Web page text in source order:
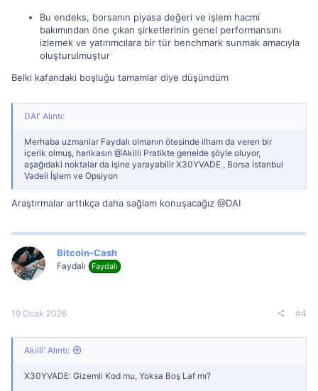
Bu endeks, borsanın piyasa değeri ve işlem hacmi
bakımından öne çıkan şirketlerinin genel performansını
izlemek ve yatırımcılara bir tür benchmark sunmak amacıyla
oluşturulmuştur
Belki kafandaki boşluğu tamamlar diye düşündüm
DAI' Alıntı:
Merhaba uzmanlar Faydalı olmanın ötesinde ilham da veren bir
içerik olmuş, harikasın @Akilli Pratikte genelde şöyle oluyor,
aşağıdaki noktalar da işine yarayabilir X30YVADE , Borsa İstanbul
Vadeli İşlem ve Opsiyon
Araştırmalar arttıkça daha sağlam konuşacağız @DAI
Bitcoin-Cash
Faydalı Faydalı
19 Ocak 2026 #4
Akilli' Alıntı:
X30YVADE: Gizemli Kod mu, Yoksa Boş Laf mı?